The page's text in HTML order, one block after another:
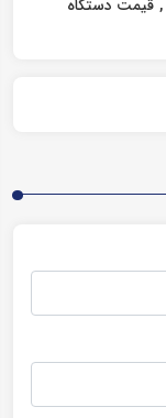
قیمت دستگاه